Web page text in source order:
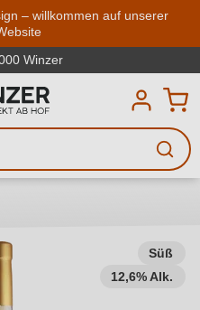
Zum Hauptinhalt springen
– willkommen auf unserer
Winzer
Süß
12,6% Alk.
welchen Wein
Geschmack,